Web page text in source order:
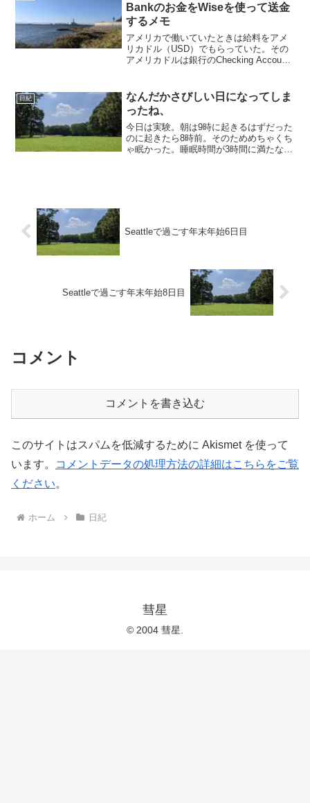
Bankのお金をWiseを使って送金
するメモ
アメリカで働いていたときは給料をアメ
リカドル（USD）でもらっていた。その
アメリカドルは銀行のChecking Account
記の課題があった。お金を日本に戻した
いと...
日紀
なんだかさびしい日になってしま
ったね、
今日は実験。朝は9時に起きるはずだった
のに起きたら8時前。そのためめちゃくち
ゃ眠かった。睡眠時間が3時間に満たない
Seattleで過ごす年末年始6日目
Seattleで過ごす年末年始8日目
コメント
コメントを書き込む
このサイトはスパムを低減するために Akismet を使って
います。
コメントデータの処理方法の詳細はこちらをご覧
ください。
ホーム 日紀
彗星
© 2004 彗星.